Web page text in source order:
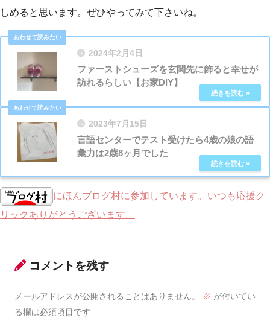
しめると思います。ぜひやってみて下さいね。
2024年2月4日
ファーストシューズを玄関先に飾ると幸せが
訪れるらしい【お家DIY】
2023年7月15日
言語センターでテスト受けたら4歳の娘の語
彙力は2歳8ヶ月でした
にほんブログ村に参加しています。いつも応援ク
リックありがとうございます。
コメントを残す
メールアドレスが公開されることはありません。 ※ が付いてい
る欄は必須項目です